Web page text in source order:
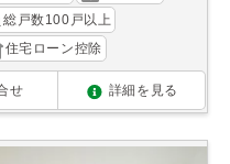
総戸数100戸以上
住宅ローン控除
せ 詳細を見る